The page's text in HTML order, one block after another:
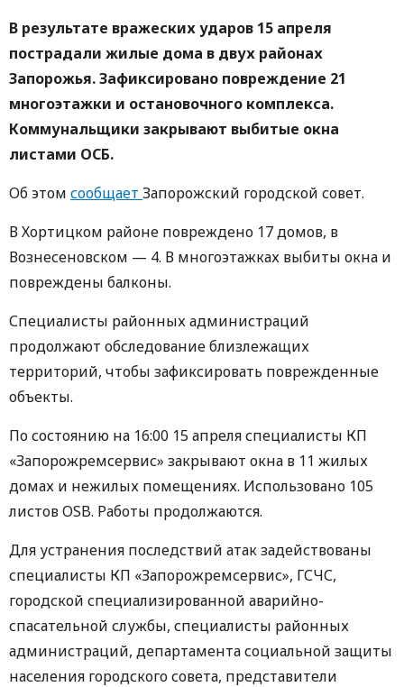
В результате вражеских ударов 15 апреля
пострадали жилые дома в двух районах
Запорожья. Зафиксировано повреждение 21
многоэтажки и остановочного комплекса.
Коммунальщики закрывают выбитые окна
листами ОСБ.
Об этом сообщает Запорожский городской совет.
В Хортицком районе повреждено 17 домов, в
Вознесеновском — 4. В многоэтажках выбиты окна и
повреждены балконы.
Специалисты районных администраций
продолжают обследование близлежащих
территорий, чтобы зафиксировать поврежденные
объекты.
По состоянию на 16:00 15 апреля специалисты КП
«Запорожремсервис» закрывают окна в 11 жилых
домах и нежилых помещениях. Использовано 105
листов OSB. Работы продолжаются.
Для устранения последствий атак задействованы
специалисты КП «Запорожремсервис», ГСЧС,
городской специализированной аварийно-
спасательной службы, специалисты районных
администраций, департамента социальной защиты
населения городского совета, представители